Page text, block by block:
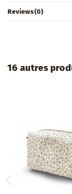
Reviews(0)
16 autres